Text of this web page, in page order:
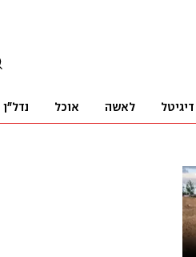
דיגיטל לאשה אוכל נדל"ן